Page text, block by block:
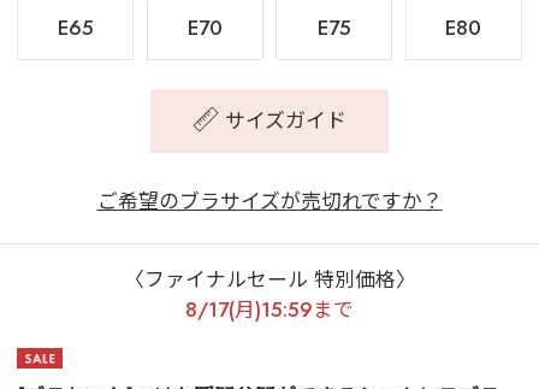
E65 E70 E75 E80
サイズガイド
ご希望のブラサイズが売切れですか？
〈ファイナルセール 特別価格〉
8/17(月)15:59まで